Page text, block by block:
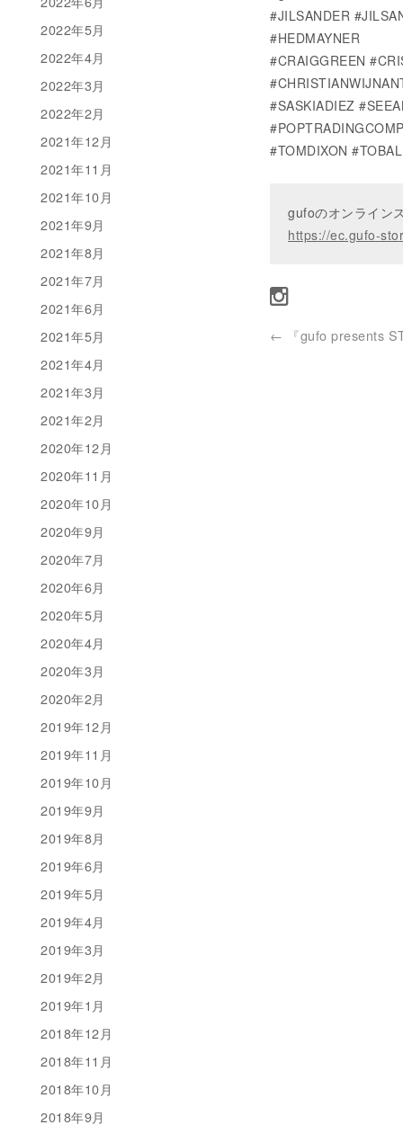
#JILSANDER
#HEDMAYNER
#CRAIGGREEN
#SASKIADIEZ
#TOMDIXON
gufoのオンライン
https://ec.gufo-
← 『gufo presents
2022年5月
2022年4月
2022年3月
2022年2月
2021年12月
2021年11月
2021年10月
2021年9月
2021年8月
2021年7月
2021年6月
2021年5月
2021年4月
2021年3月
2021年2月
2020年12月
2020年11月
2020年10月
2020年9月
2020年7月
2020年6月
2020年5月
2020年4月
2020年3月
2020年2月
2019年12月
2019年11月
2019年10月
2019年9月
2019年8月
2019年6月
2019年5月
2019年4月
2019年3月
2019年2月
2019年1月
2018年12月
2018年11月
2018年10月
2018年9月